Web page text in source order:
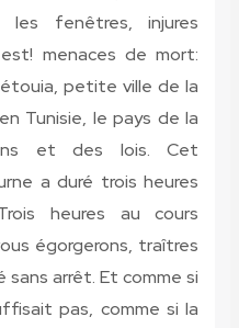
fenêtres, injures
menaces de mort:
petite ville de la
Tunisie, le pays de la
et des lois. Cet
a duré trois heures
heures au cours
égorgerons, traîtres
arrêt. Et comme si
pas, comme si la